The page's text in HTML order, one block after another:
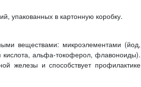
упакованных в картонную коробку.
веществами: микроэлементами (йод,
кислота, альфа-токоферол, флавоноиды).
железы и способствует профилактике